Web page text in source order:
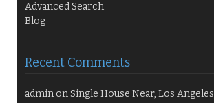
Advanced Search
Blog
Recent Comments
admin onSingle House Near, Los Angeles